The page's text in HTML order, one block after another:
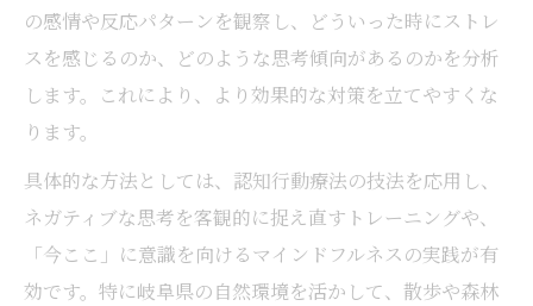
の感情や反応パターンを観察し、どういった時にストレ
スを感じるのか、どのような思考傾向があるのかを分析
します。これにより、より効果的な対策を立てやすくな
ります。
具体的な方法としては、認知行動療法の技法を応用し、
ネガティブな思考を客観的に捉え直すトレーニングや、
「今ここ」に意識を向けるマインドフルネスの実践が有
効です。特に岐阜県の自然環境を活かして、散歩や森林